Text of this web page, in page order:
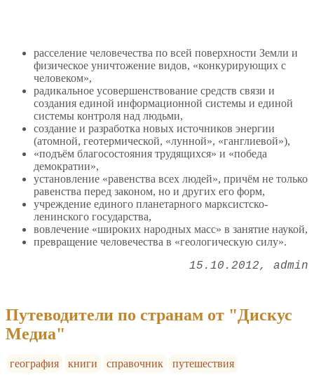
расселение человечества по всей поверхности Земли и
физическое уничтожение видов, «конкурирующих с
человеком»,
радикальное усовершенствование средств связи и
создания единой информационной системы и единой
системы контроля над людьми,
создание и разработка новых источников энергии
(атомной, геотермической, «лунной», «ганглиевой»),
«подъём благосостояния трудящихся» и «победа
демократии»,
установление «равенства всех людей», причём не только
равенства перед законом, но и других его форм,
учреждение единого планетарного марксистско-
ленинского государства,
вовлечение «широких народных масс» в занятие наукой,
превращение человечества в «геологическую силу».
15.10.2012 admin
Путеводители по странам от "Дискус
Медиа"
география книги справочник путешествия